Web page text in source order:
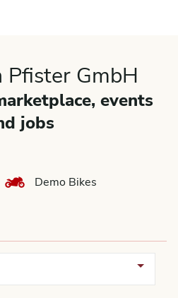
Pfister GmbH
events
jobs
Demo Bikes